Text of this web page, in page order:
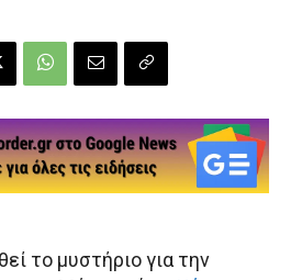
το μυστήριο για την